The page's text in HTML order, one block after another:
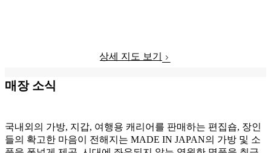
상세 지도 보기
매장 소식
국내외의 가방, 지갑, 여행용 캐리어를 판매하는 편집숍, 장인
들의 확고한 마음이 전해지는 MADE IN JAPAN의 가방 및 소